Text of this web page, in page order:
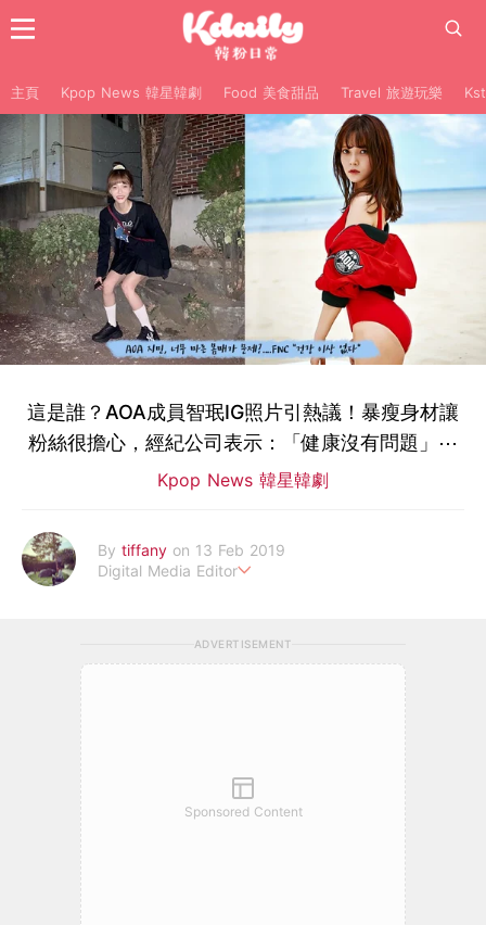
主頁 Kpop News 韓星韓劇 Food 美食甜品 Travel 旅遊玩樂
這是誰？AOA成員智珉IG照片引熱議！暴瘦身材讓
粉絲很擔心，經紀公司表示：「健康沒有問題」⋯
Kpop News 韓星韓劇
By tiffany on 13 Feb 2019
Digital Media Editor
ADVERTISEMENT
Sponsored Content